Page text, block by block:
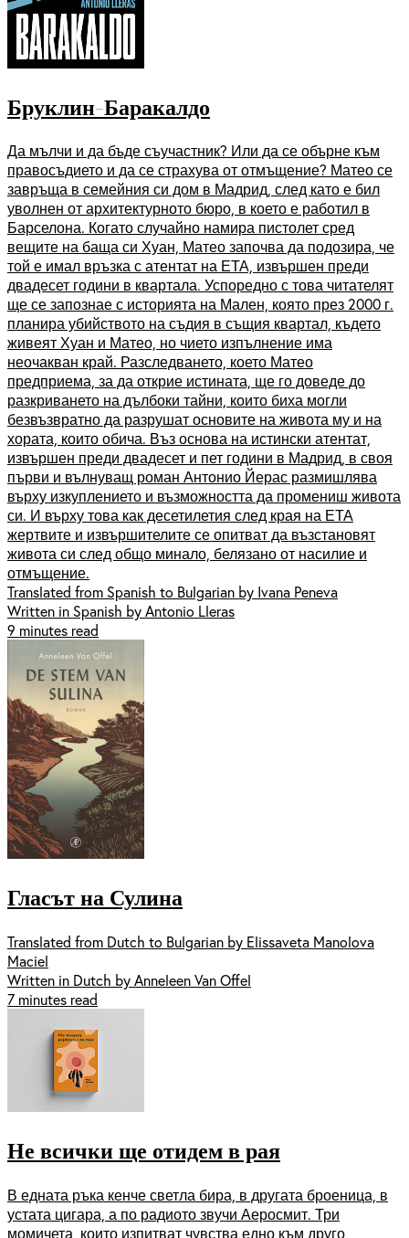
Бруклин-Баракалдо
Да мълчи и да бъде съучастник? Или да се обърне към
правосъдието и да се страхува от отмъщение? Матео се
завръща в семейния си дом в Мадрид, след като е бил
уволнен от архитектурното бюро, в което е работил в
Барселона. Когато случайно намира пистолет сред
вещите на баща си Хуан, Матео започва да подозира, че
той е имал връзка с атентат на ЕТА, извършен преди
двадесет години в квартала. Успоредно с това читателят
ще се запознае с историята на Мален, която през 2000 г.
планира убийството на съдия в същия квартал, където
живеят Хуан и Матео, но чието изпълнение има
неочакван край. Разследването, което Матео
предприема, за да открие истината, ще го доведе до
разкриването на дълбоки тайни, които биха могли
безвъзвратно да разрушат основите на живота му и на
хората, които обича. Въз основа на истински атентат,
извършен преди двадесет и пет години в Мадрид, в своя
първи и вълнуващ роман Антонио Йерас размишлява
върху изкуплението и възможността да промениш живота
си. И върху това как десетилетия след края на ЕТА
жертвите и извършителите се опитват да възстановят
живота си след общо минало, белязано от насилие и
отмъщение.
Translated from Spanish to Bulgarian by Ivana Peneva
Written in Spanish by Antonio Lleras
9 minutes read
Гласът на Сулина
Translated from Dutch to Bulgarian by Elissaveta Manolova
Maciel
Written in Dutch by Anneleen Van Offel
7 minutes read
Не всички ще отидем в рая
В едната ръка кенче светла бира, в другата броеница, в
устата цигара, а по радиото звучи Аеросмит. Три
момичета, които изпитват чувства едно към друго,